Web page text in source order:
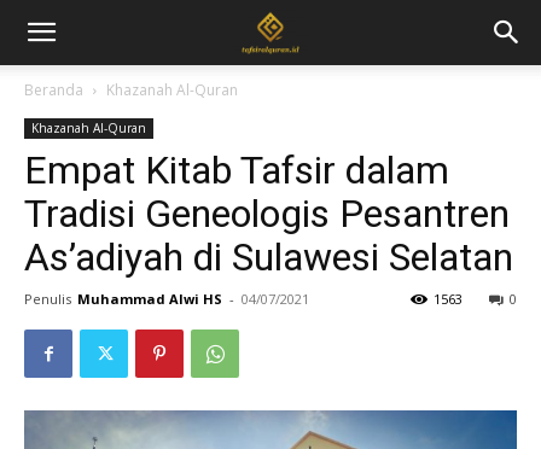
Beranda Khazanah Al-Quran
Khazanah Al-Quran
Empat Kitab Tafsir dalam
Tradisi Geneologis Pesantren
As’adiyah di Sulawesi Selatan
Penulis Muhammad Alwi HS - 04/07/2021 0
1563